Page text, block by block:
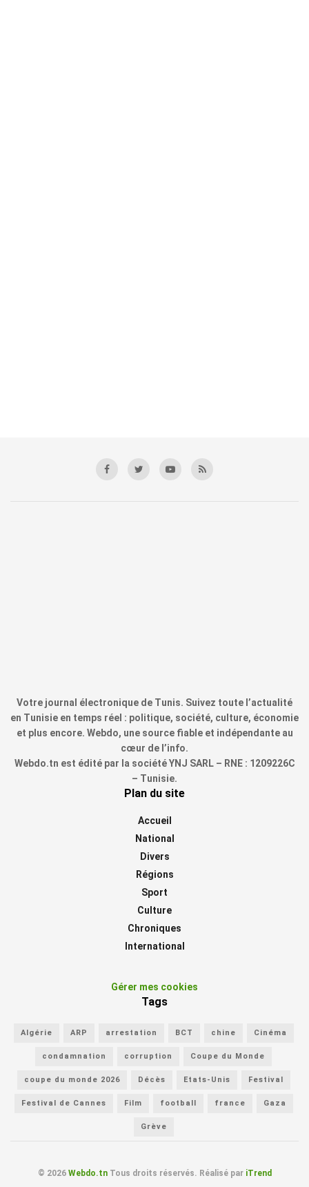
Votre journal électronique de Tunis. Suivez toute l’actualité
en Tunisie en temps réel : politique, société, culture, économie
et plus encore. Webdo, une source fiable et indépendante au
cœur de l’info.
Webdo.tn est édité par la société YNJ SARL – RNE : 1209226C
– Tunisie.
Plan du site
Accueil
National
Divers
Régions
Sport
Culture
Chroniques
International
Gérer mes cookies
Tags
Algérie ARP arrestation BCT chine Cinéma
condamnation corruption Coupe du Monde
coupe du monde 2026 Décès Etats-Unis Festival
Festival de Cannes Film football france Gaza
Grève
© 2026 Webdo.tnTous droits réservés. Réalisé par iTrend